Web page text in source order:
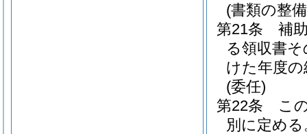
(書類の整
第21条
補
る領収書
けた年度
(委任)
第22条
こ
別に定める